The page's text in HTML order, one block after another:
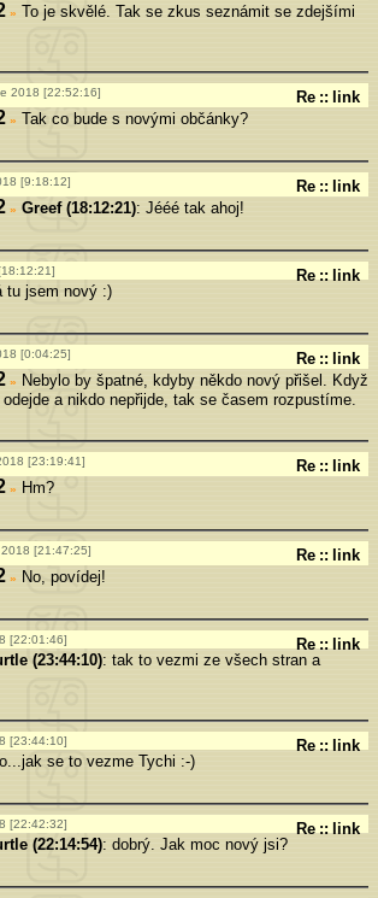
» To je skvělé. Tak se zkus seznámit se zdejšími
2018 [22:52:16] Re :: link
» Tak co bude s novými občánky?
[9:18:12] Re :: link
» Greef (18:12:21): Jééé tak ahoj!
Re :: link
tu jsem nový :)
[0:04:25] Re :: link
»
Nebylo by špatné, kdyby někdo nový přišel. Když
a nikdo nepřijde, tak se časem rozpustíme.
[23:19:41] Re :: link
» Hm?
[21:47:25] Re :: link
» No, povídej!
[22:01:46] Re :: link
(23:44:10): tak to vezmi ze všech stran a
[23:44:10] Re :: link
se to vezme Tychi :-)
[22:42:32] Re :: link
(22:14:54): dobrý. Jak moc nový jsi?